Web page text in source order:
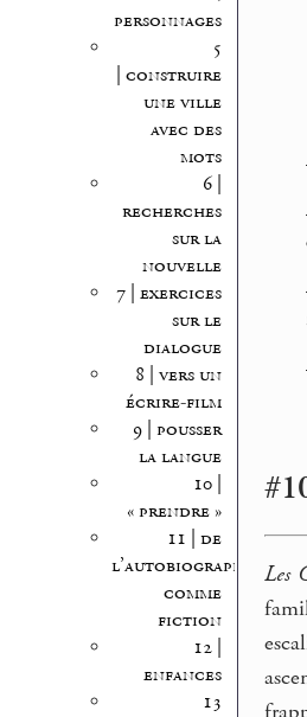
personnages
5
| construire
une ville
avec des
mots
6 |
recherches
sur la
nouvelle
7 | exercices
sur le
dialogue
8 | vers un
écrire-film
9 | pousser
la langue
10 |
« prendre »
11 | de
l’autobiographie
comme
fiction
12 |
enfances
13
Les